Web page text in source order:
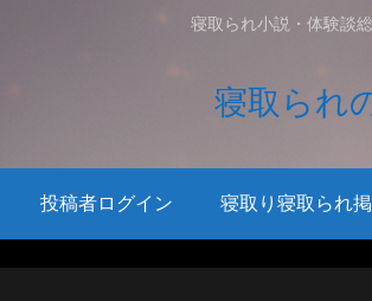
寝取られ小説・体験談
寝取られ
投稿者ログイン 寝取り寝取られ